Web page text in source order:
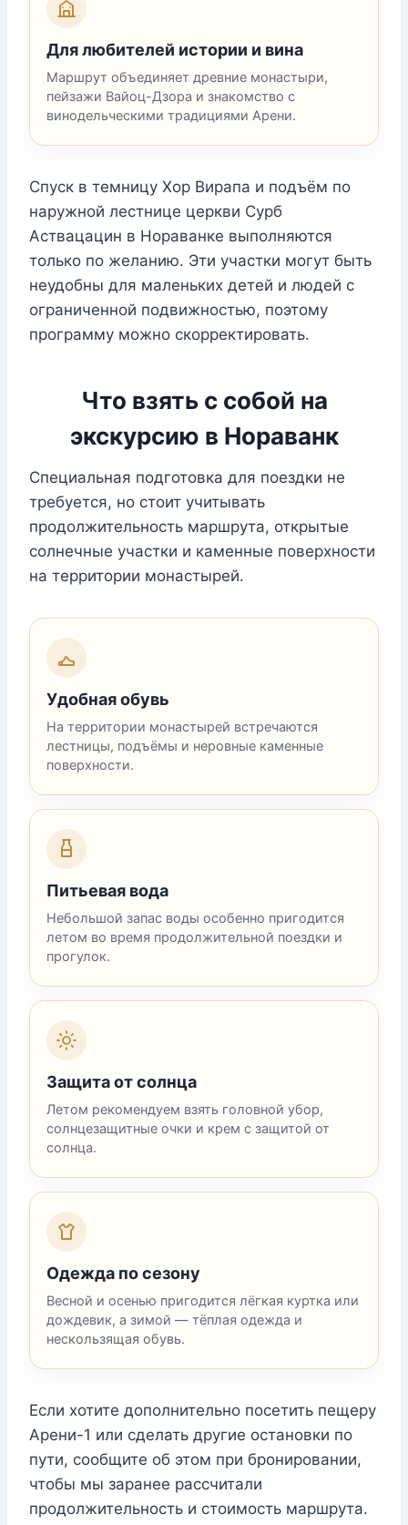
Для любителей истории и вина
Маршрут объединяет древние монастыри,
пейзажи Вайоц-Дзора и знакомство с
винодельческими традициями Арени.
Спуск в темницу Хор Вирапа и подъём по
наружной лестнице церкви Сурб
Аствацацин в Нораванке выполняются
только по желанию. Эти участки могут быть
неудобны для маленьких детей и людей с
ограниченной подвижностью, поэтому
программу можно скорректировать.
Что взять с собой на
экскурсию в Нораванк
Специальная подготовка для поездки не
требуется, но стоит учитывать
продолжительность маршрута, открытые
солнечные участки и каменные поверхности
на территории монастырей.
Удобная обувь
На территории монастырей встречаются
лестницы, подъёмы и неровные каменные
поверхности.
Питьевая вода
Небольшой запас воды особенно пригодится
летом во время продолжительной поездки и
прогулок.
Защита от солнца
Летом рекомендуем взять головной убор,
солнцезащитные очки и крем с защитой от
солнца.
Одежда по сезону
Весной и осенью пригодится лёгкая куртка или
дождевик, а зимой — тёплая одежда и
нескользящая обувь.
Если хотите дополнительно посетить пещеру
Арени-1 или сделать другие остановки по
пути, сообщите об этом при бронировании,
чтобы мы заранее рассчитали
продолжительность и стоимость маршрута.